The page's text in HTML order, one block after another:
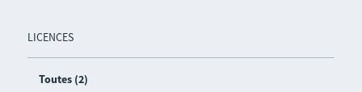
LICENCES
Toutes (2)